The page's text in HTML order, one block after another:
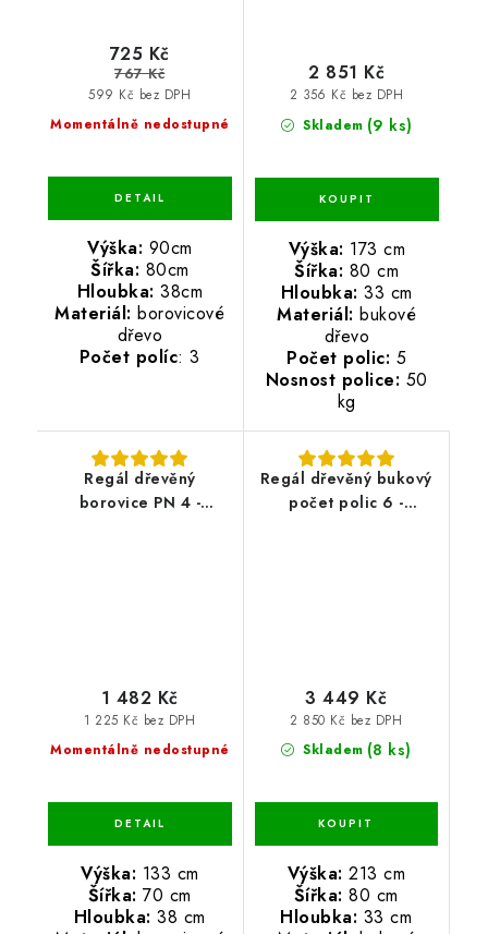
Momentálně nedostupné
599 Kč bez DPH
725 Kč
767 Kč
Výška: 90cm
Šířka: 80cm
Hloubka: 38cm
Materiál: borovicové
dřevo
Počet políc: 3
Skladem (9 ks)
2 356 Kč bez DPH
2 851 Kč
Výška: 173 cm
Šířka: 80 cm
Hloubka: 33 cm
Materiál: bukové
dřevo
Počet polic: 5
Nosnost police: 50
kg
Regál dřevěný
borovice PN 4 -
Momentálně nedostupné
1 225 Kč bez DPH
1 482 Kč
Výška: 133 cm
Šířka:70 cm
Hloubka: 38 cm
Regál dřevěný bukový
počet polic 6 -
Skladem (8 ks)
2 850 Kč bez DPH
3 449 Kč
Výška: 213 cm
Šířka:80 cm
Hloubka: 33 cm